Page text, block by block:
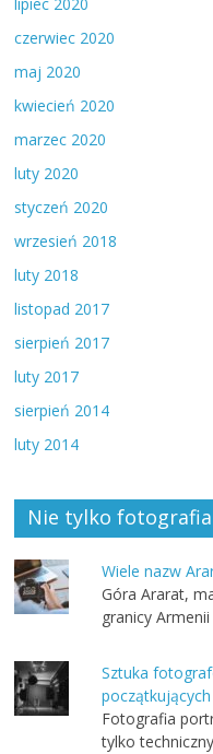
czerwiec 2020
maj 2020
kwiecień 2020
marzec 2020
luty 2020
styczeń 2020
wrzesień 2018
luty 2018
listopad 2017
sierpień 2017
luty 2017
sierpień 2014
luty 2014
Nie tylko fotografia
Wiele nazw
Góra Ararat,
granicy
Sztuka
początkujących
Fotografia
tylko